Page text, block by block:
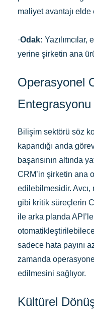
maliyet avantajı elde
·Odak:
yerine şirketin ana
Operasyonel
Entegrasyonu
Bilişim sektörü söz
kapandığı anda
başarısının altında
CRM’in şirketin ana
edilebilmesidir. Avcı,
gibi kritik süreçlerin
ile arka planda
sadece hata payını
zamanda
edilmesini sağlıyor.
Kültürel